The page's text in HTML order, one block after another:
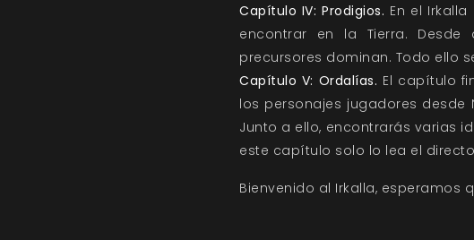
Capítulo IV: Prodigios. En el
encontrar en la Tierra.
precursores dominan. Todo ello
Capítulo V: Ordalías. El capítulo
los personajes jugadores desde
Junto a ello, encontrarás varias
este capítulo solo lo lea el
Bienvenido al Irkalla, esperamos